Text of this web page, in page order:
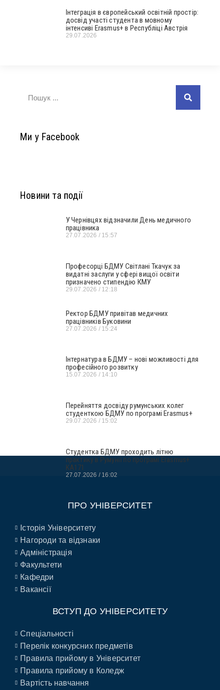
Інтеграція в європейський освітній простір:
досвід участі студента в мовному
інтенсиві Erasmus+ в Республіці Австрія
29.07.2026
Ми у Facebook
Новини та події
У Чернівцях відзначили День медичного
працівника
27.07.2026 15:57
Професорці БДМУ Світлані Ткачук за
видатні заслуги у сфері вищої освіти
призначено стипендію КМУ
29.07.2026 12:18
Ректор БДМУ привітав медичних
працівників Буковини
27.07.2026 15:24
Інтернатура в БДМУ – нові можливості для
професійного розвитку
15.07.2026 14:10
Перейняття досвіду румунських колег
студенткою БДМУ по програмі Erasmus+
29.07.2026 15:02
Студентка БДМУ проходить літню
практику в Румунії по програмі Erasmus+
KA171
27.07.2026 16:02
ПРО УНІВЕРСИТЕТ
Історія Університету
Нагороди та відзнаки
Адміністрація
Факультети
Кафедри
Вакансії
ВСТУП ДО УНІВЕРСИТЕТУ
Спеціальності
Перелік конкурсних предметів
Правила прийому в Університет
Правила прийому в Коледж
Вартість навчання